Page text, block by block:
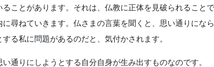
ることがあります。それは、仏教に正体を見破られること
尋ねていきます。仏さまの言葉を聞くと、思い通りにな
る私に問題があるのだと、気付かされます。
通りにしようとする自分自身が生み出すものなのです。